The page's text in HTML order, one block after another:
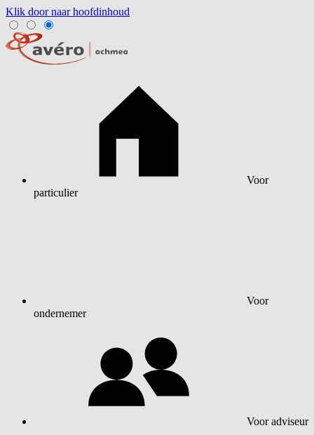
Klik door naar hoofdinhoud
Voor
particulier
Voor
ondernemer
Voor adviseur